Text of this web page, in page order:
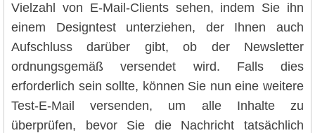
Vielzahl von E-Mail-Clients sehen, indem Sie ihn
einem Designtest unterziehen, der Ihnen auch
Aufschluss darüber gibt, ob der Newsletter
ordnungsgemäß versendet wird. Falls dies
erforderlich sein sollte, können Sie nun eine weitere
Test-E-Mail versenden, um alle Inhalte zu
überprüfen, bevor Sie die Nachricht tatsächlich